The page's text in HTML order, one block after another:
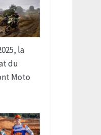
la
du
Moto